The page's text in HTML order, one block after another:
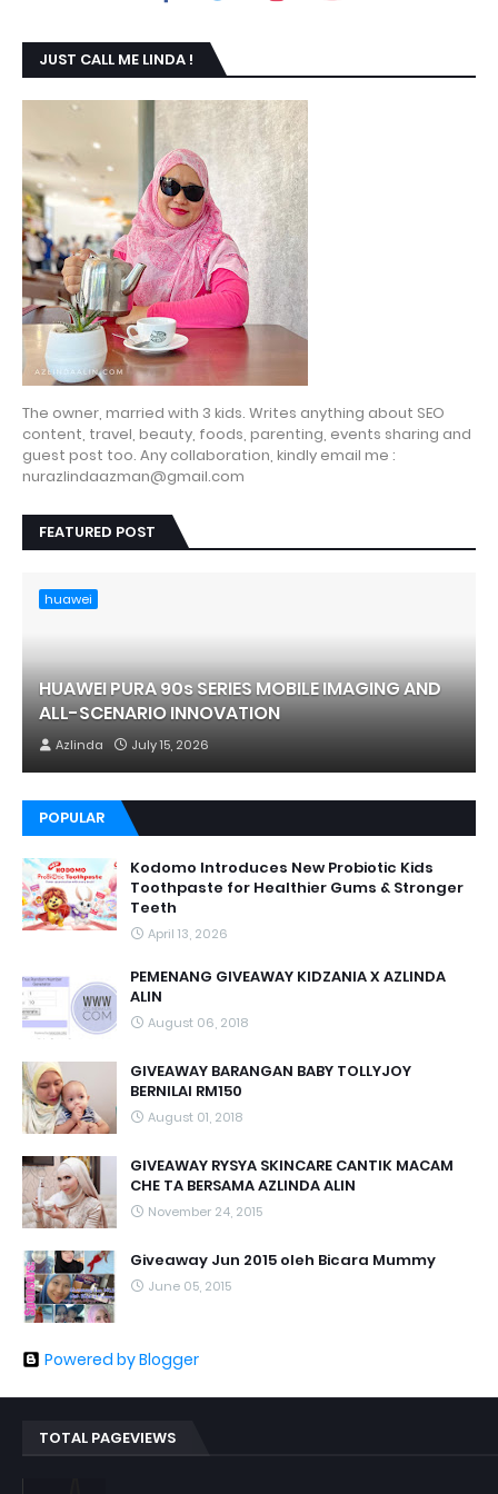
JUST CALL ME LINDA !
The owner, married with 3 kids. Writes anything about SEO
content, travel, beauty, foods, parenting, events sharing and
guest post too. Any collaboration, kindly email me :
nurazlindaazman@gmail.com
FEATURED POST
huawei
HUAWEI PURA 90s SERIES MOBILE IMAGING AND
ALL-SCENARIO INNOVATION
Azlinda July 15, 2026
POPULAR
Kodomo Introduces New Probiotic Kids
Toothpaste for Healthier Gums & Stronger
Teeth
April 13, 2026
PEMENANG GIVEAWAY KIDZANIA X AZLINDA
ALIN
August 06, 2018
GIVEAWAY BARANGAN BABY TOLLYJOY
BERNILAI RM150
August 01, 2018
GIVEAWAY RYSYA SKINCARE CANTIK MACAM
CHE TA BERSAMA AZLINDA ALIN
November 24, 2015
Giveaway Jun 2015 oleh Bicara Mummy
June 05, 2015
Powered by Blogger
TOTAL PAGEVIEWS